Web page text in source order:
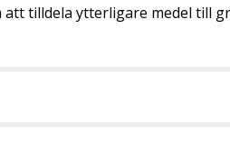
tilldela ytterligare medel till